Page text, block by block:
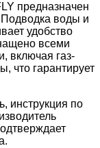
предназначен
Подводка воды и
удобство
всеми
включая газ-
что гарантирует
инструкция по